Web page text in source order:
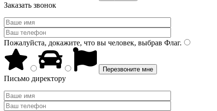
Заказать звонок
Пожалуйста, докажите, что вы человек, выбрав Флаг.
Письмо директору